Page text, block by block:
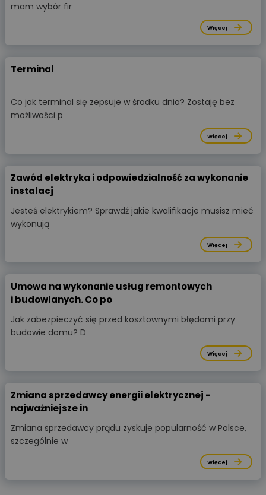
mam wybór fir
Więcej
Terminal
Co jak terminal się zepsuje w środku dnia? Zostaję bez
możliwości p
Więcej
Zawód elektryka i odpowiedzialność za wykonanie
instalacj
Jesteś elektrykiem? Sprawdź jakie kwalifikacje musisz mieć
wykonują
Więcej
Umowa na wykonanie usług remontowych
i budowlanych. Co po
Jak zabezpieczyć się przed kosztownymi błędami przy
budowie domu? D
Więcej
Zmiana sprzedawcy energii elektrycznej -
najważniejsze in
Zmiana sprzedawcy prądu zyskuje popularność w Polsce,
szczególnie w
Więcej